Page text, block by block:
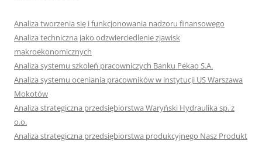
Analiza tworzenia się i funkcjonowania nadzoru finansowego
Analiza techniczna jako odzwierciedlenie zjawisk
makroekonomicznych
Analiza systemu szkoleń pracowniczych Banku Pekao S.A.
Analiza systemu oceniania pracowników w instytucji US Warszawa
Mokotów
Analiza strategiczna przedsiębiorstwa Waryński Hydraulika sp. z
o.o.
Analiza strategiczna przedsiębiorstwa produkcyjnego Nasz Produkt